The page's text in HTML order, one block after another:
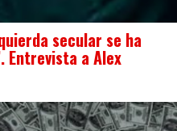
secular se ha
Entrevista a Alex